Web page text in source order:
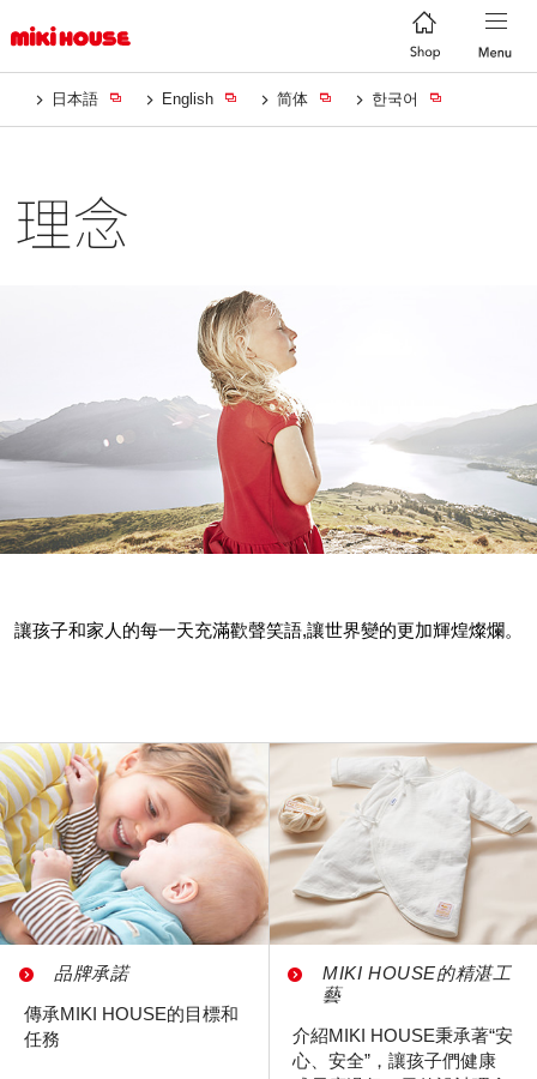
日本語 English 简体 한국어
理念
讓孩子和家人的每一天充滿歡聲笑語,讓世界變的更加輝煌燦爛。
品牌承諾
傳承MIKI HOUSE的目標和
任務
MIKI HOUSE的精湛工
藝
介紹MIKI HOUSE秉承著“安
心、安全”，讓孩子們健康